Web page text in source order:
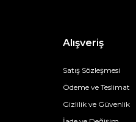
Alışveriş
Satış Sözleşmesi
Ödeme ve Teslimat
Gizlilik ve Güvenlik